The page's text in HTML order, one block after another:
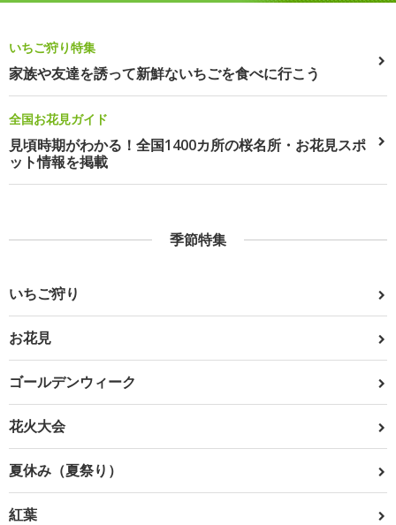
いちご狩り特集
家族や友達を誘って新鮮ないちごを食べに行こう
全国お花見ガイド
見頃時期がわかる！全国1400カ所の桜名所・お花見スポ
ット情報を掲載
季節特集
いちご狩り
お花見
ゴールデンウィーク
花火大会
夏休み（夏祭り）
紅葉